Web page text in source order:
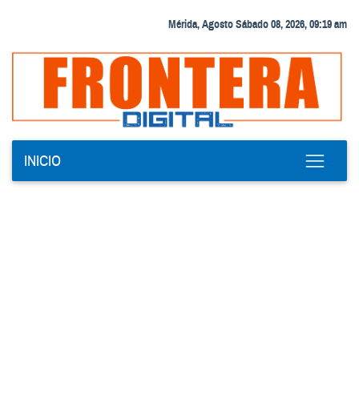
Mérida, Agosto Sábado 08, 2026, 09:19 am
INICIO